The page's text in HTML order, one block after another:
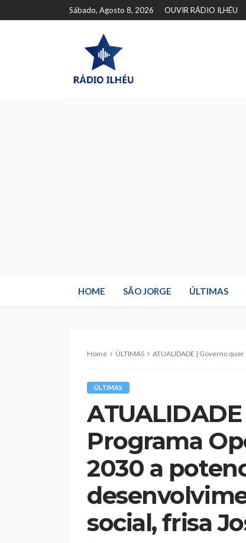
Sábado, Agosto 8, 2026 OUVIR RÁDIO ILHÉU
HOME SÃO JORGE ÚLTIMAS
Home ÚLTIMAS ATUALIDADE | Governo quer Programa Operacional
ÚLTIMAS
Programa
2030 a
social, frisa